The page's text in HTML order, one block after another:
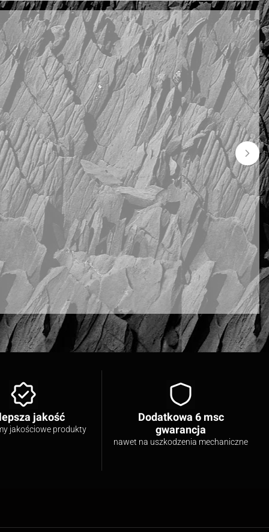
jakość
jakościowe produkty
Dodatkowa 6 msc
gwarancja
nawet na uszkodzenia mechaniczne